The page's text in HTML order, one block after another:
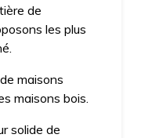
de
les plus
maisons
maisons bois.
solide de